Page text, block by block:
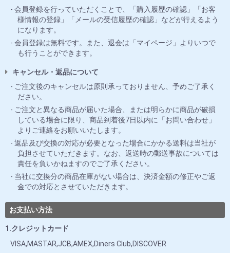
会員登録を行っていただくことで、「購入履歴の確認」「お客
様情報の登録」「メールの受信履歴の確認」などが行えるよう
になります。
会員登録は無料です。また、退会は「マイページ」よりいつで
も行うことができます。
キャンセル・返品について
ご注文後のキャンセルは原則承っておりません、予めご了承く
ださい。
ご注文と異なる商品が届いた場合、または明らかに商品が破損
している場合に限り、商品到着後7日以内に「お問い合わせ」
よりご連絡をお願いいたします。
返品及び交換の対応が必要となった場合にかかる送料は当社が
負担させていただきます。なお、返送時の郵送事故については
責任を負いかねますのでご了承ください。
当社に交換分の商品在庫がない場合は、決済金額の修正やご返
金での対応とさせていただきます。
お支払い方法
1.クレジットカード
VISA,MASTAR,JCB,AMEX,Diners Club,DISCOVER